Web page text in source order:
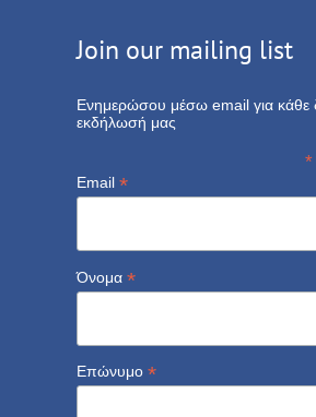
Join our mailing list
Ενημερώσου μέσω email για κάθε
εκδήλωσή μας
*
Email *
Όνομα *
Επώνυμο *